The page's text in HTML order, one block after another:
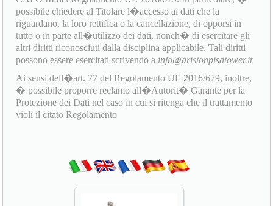
possibile chiedere al Titolare l�accesso ai dati che la
riguardano, la loro rettifica o la cancellazione, di opporsi in
tutto o in parte all�utilizzo dei dati, nonch� di esercitare gli
altri diritti riconosciuti dalla disciplina applicabile. Tali diritti
possono essere esercitati scrivendo a info@aristonpisatower.it
Ai sensi dell�art. 77 del Regolamento UE 2016/679, inoltre,
� possibile proporre reclamo all�Autorit� Garante per la
Protezione dei Dati nel caso in cui si ritenga che il trattamento
violi il citato Regolamento